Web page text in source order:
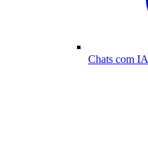
Chats com IA